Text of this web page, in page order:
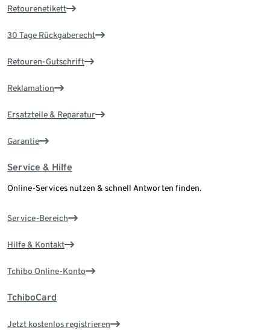
Retourenetikett
30 Tage Rückgaberecht
Retouren-Gutschrift
Reklamation
Ersatzteile & Reparatur
Garantie
Service & Hilfe
Online-Services nutzen & schnell Antworten finden.
Service-Bereich
Hilfe & Kontakt
Tchibo Online-Konto
TchiboCard
Jetzt kostenlos registrieren